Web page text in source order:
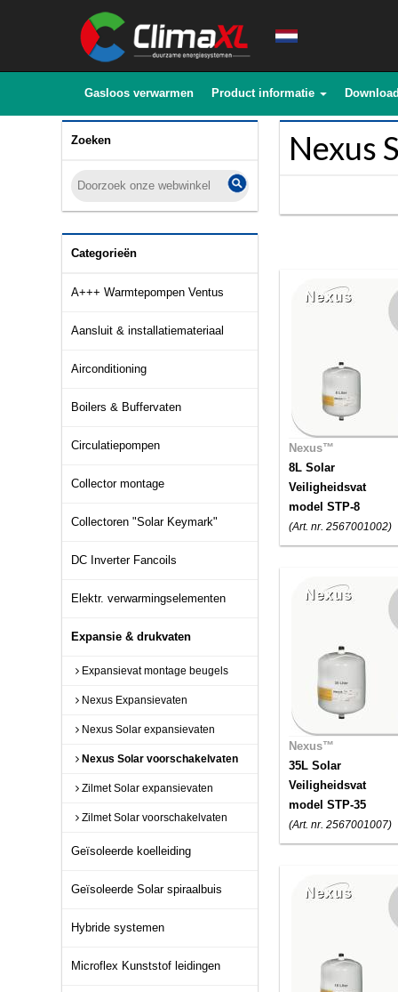
Gasloos verwarmen Product informatie
Zoeken
Categorieën
A+++ Warmtepompen Ventus
Aansluit & installatiemateriaal
Airconditioning
Boilers & Buffervaten
Circulatiepompen
Collector montage
Collectoren "Solar Keymark"
DC Inverter Fancoils
Elektr. verwarmingselementen
Expansie & drukvaten
Expansievat montage beugels
Nexus Expansievaten
Nexus Solar expansievaten
Nexus Solar voorschakelvaten
Zilmet Solar expansievaten
Zilmet Solar voorschakelvaten
Geïsoleerde koelleiding
Geïsoleerde Solar spiraalbuis
Hybride systemen
Microflex Kunststof leidingen
Nexus
Nexus™
8L Solar
Veiligheidsvat
model STP-8
(Art. nr. 2567001002)
Nexus™
35L Solar
Veiligheidsvat
model STP-35
(Art. nr. 2567001007)